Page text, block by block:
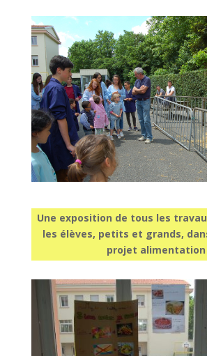
Une exposition de tous les
les élèves, petits et grands,
projet alimentation